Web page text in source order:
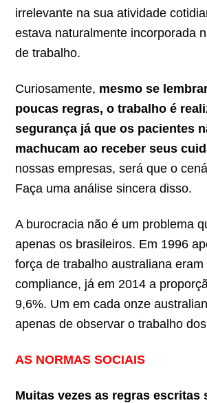
irrelevante na sua atividade
estava naturalmente incorporada
de trabalho.
Curiosamente, mesmo se
poucas regras, o trabalho é
segurança já que os pacientes
machucam ao receber seus
nossas empresas, será que o
Faça uma análise sincera disso.
A burocracia não é um problema
apenas os brasileiros. Em 1996
força de trabalho australiana
compliance, já em 2014 a
9,6%. Um em cada onze
apenas de observar o trabalho
AS NORMAS SOCIAIS
Muitas vezes as regras escritas